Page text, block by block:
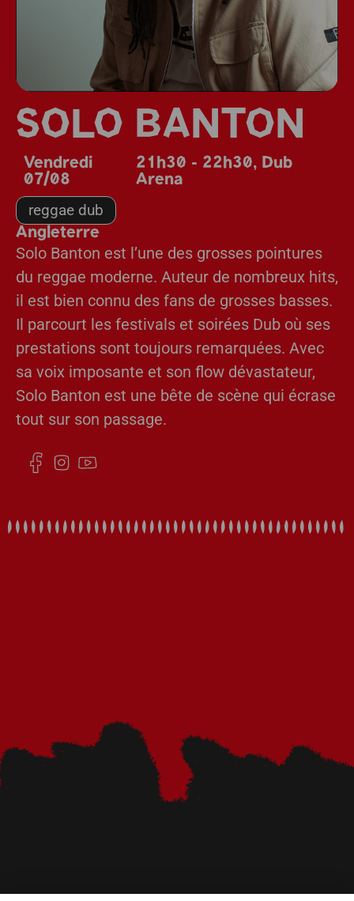
SOLO BANTON
Vendredi
07/08
21h30 - 22h30, Dub
Arena
reggae dub
Angleterre
Solo Banton est l’une des grosses pointures
du reggae moderne. Auteur de nombreux hits,
il est bien connu des fans de grosses basses.
Il parcourt les festivals et soirées Dub où ses
prestations sont toujours remarquées. Avec
sa voix imposante et son flow dévastateur,
Solo Banton est une bête de scène qui écrase
tout sur son passage.